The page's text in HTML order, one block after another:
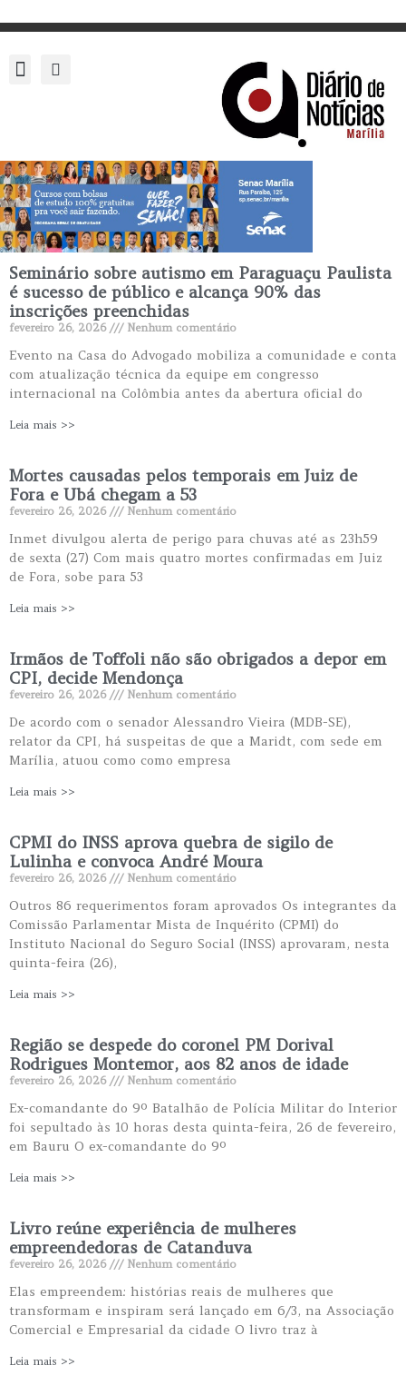
Seminário sobre autismo em Paraguaçu Paulista
é sucesso de público e alcança 90% das
inscrições preenchidas
fevereiro 26, 2026 Nenhum comentário
Evento na Casa do Advogado mobiliza a comunidade e conta
com atualização técnica da equipe em congresso
internacional na Colômbia antes da abertura oficial do
Leia mais >>
Mortes causadas pelos temporais em Juiz de
Fora e Ubá chegam a 53
fevereiro 26, 2026 Nenhum comentário
Inmet divulgou alerta de perigo para chuvas até as 23h59
de sexta (27) Com mais quatro mortes confirmadas em Juiz
de Fora, sobe para 53
Leia mais >>
Irmãos de Toffoli não são obrigados a depor em
CPI, decide Mendonça
fevereiro 26, 2026 Nenhum comentário
De acordo com o senador Alessandro Vieira (MDB-SE),
relator da CPI, há suspeitas de que a Maridt, com sede em
Marília, atuou como como empresa
Leia mais >>
CPMI do INSS aprova quebra de sigilo de
Lulinha e convoca André Moura
fevereiro 26, 2026 Nenhum comentário
Outros 86 requerimentos foram aprovados Os integrantes da
Comissão Parlamentar Mista de Inquérito (CPMI) do
Instituto Nacional do Seguro Social (INSS) aprovaram, nesta
quinta-feira (26),
Leia mais >>
Região se despede do coronel PM Dorival
Rodrigues Montemor, aos 82 anos de idade
fevereiro 26, 2026 Nenhum comentário
Ex-comandante do 9º Batalhão de Polícia Militar do Interior
foi sepultado às 10 horas desta quinta-feira, 26 de fevereiro,
em Bauru O ex-comandante do 9º
Leia mais >>
Livro reúne experiência de mulheres
empreendedoras de Catanduva
fevereiro 26, 2026 Nenhum comentário
Elas empreendem: histórias reais de mulheres que
transformam e inspiram será lançado em 6/3, na Associação
Comercial e Empresarial da cidade O livro traz à
Leia mais >>